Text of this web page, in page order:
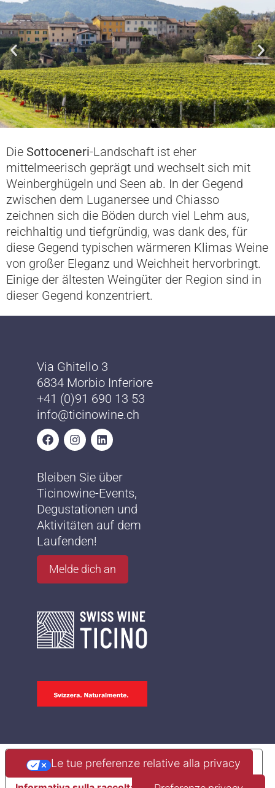
Die Sottoceneri-Landschaft ist eher
mittelmeerisch geprägt und wechselt sich mit
Weinberghügeln und Seen ab. In der Gegend
zwischen dem Luganersee und Chiasso
zeichnen sich die Böden durch viel Lehm aus,
reichhaltig und tiefgründig, was dank des, für
diese Gegend typischen wärmeren Klimas Weine
von großer Eleganz und Weichheit hervorbringt.
Einige der ältesten Weingüter der Region sind in
dieser Gegend konzentriert.
Via Ghitello 3
6834 Morbio Inferiore
+41 (0)91 690 13 53
info@ticinowine.ch
Bleiben Sie über
Ticinowine-Events,
Degustationen und
Aktivitäten auf dem
Laufenden!
Melde dich an
Le tue preferenze relative alla privacy